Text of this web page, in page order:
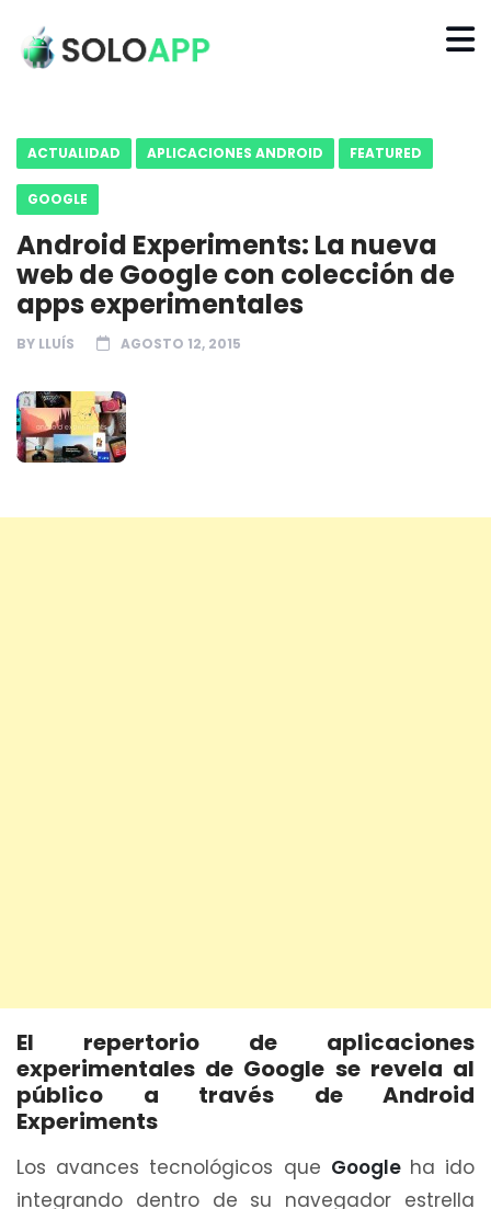
ACTUALIDAD APLICACIONES ANDROID FEATURED
GOOGLE
Android Experiments: La nueva
web de Google con colección de
apps experimentales
BY LLUÍS AGOSTO 12, 2015
El repertorio de aplicaciones
experimentales de Google se revela al
público a través de Android
Experiments
Los avances tecnológicos que Google ha ido
integrando dentro de su navegador estrella